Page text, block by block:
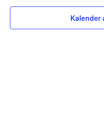
Kalender